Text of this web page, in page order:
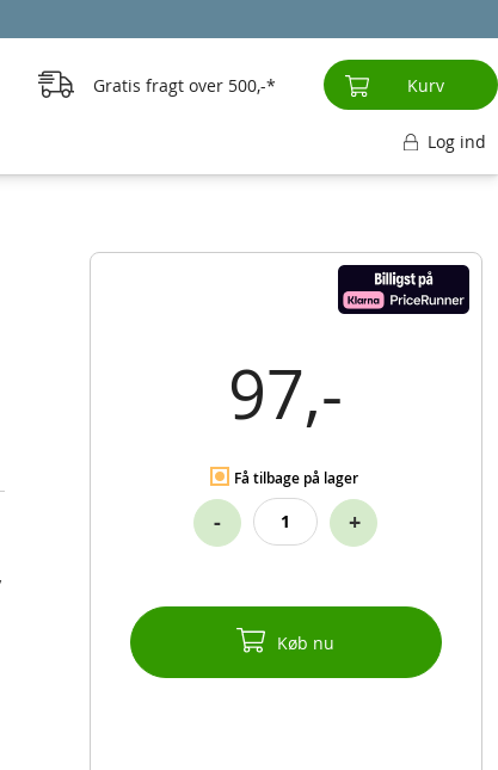
97,-
Få tilbage på lager
- +
Køb nu
Gratis fragt over 500,- Kurv
Log ind